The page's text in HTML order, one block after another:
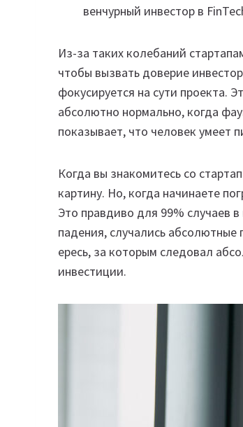
венчурный инвестор в
Из-за таких колебаний
чтобы вызвать доверие
фокусируется на сути проекта.
абсолютно нормально, когда
показывает, что человек умеет
Когда вы знакомитесь со
картину. Но, когда начинаете
Это правдиво для 99% случаев
падения, случались
ересь, за которым следовал
инвестиции.